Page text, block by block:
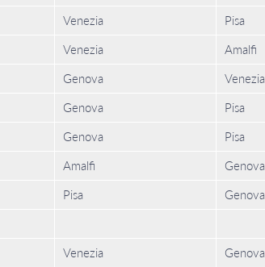
Venezia Pisa
Venezia Amalfi
Genova Venezia
Genova Pisa
Genova Pisa
Amalfi Genova
Pisa Genova
Venezia Genova